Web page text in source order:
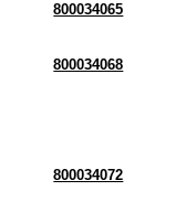
800034065
800034068
800034072